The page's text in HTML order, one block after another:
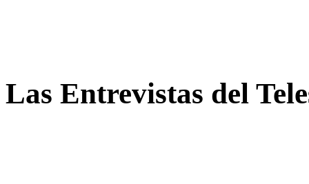
Las Entrevistas del